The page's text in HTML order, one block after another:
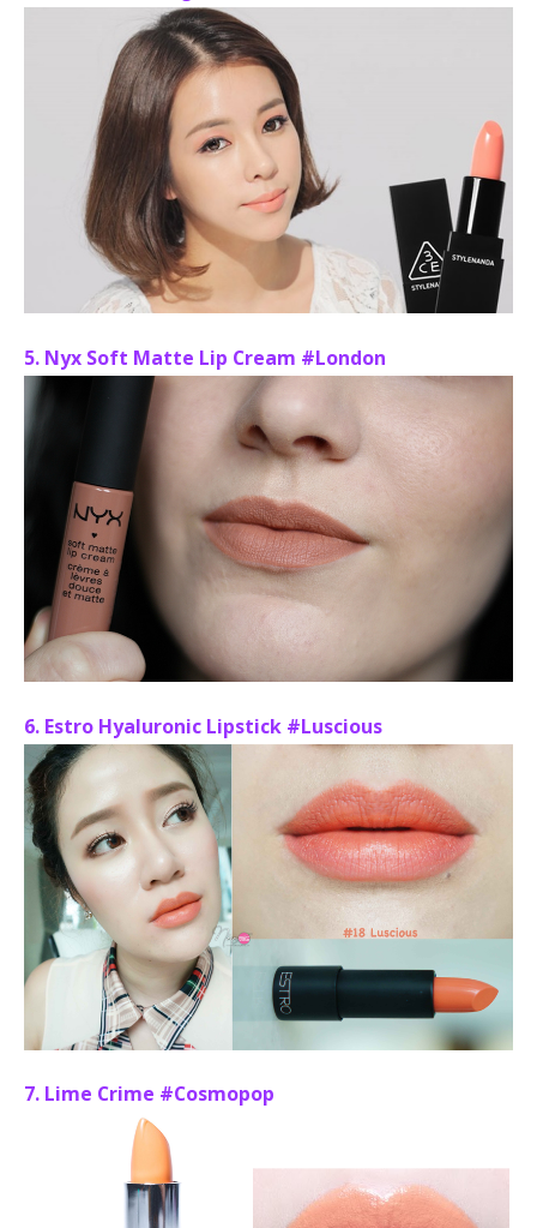
5. Nyx Soft Matte Lip Cream #London
6. Estro Hyaluronic Lipstick #Luscious
7. Lime Crime #Cosmopop